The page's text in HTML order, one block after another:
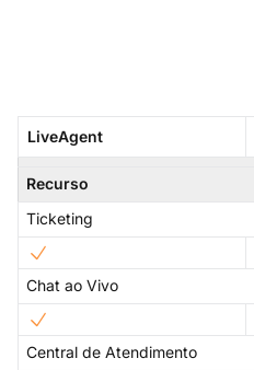
LiveAgent
Recurso
Ticketing
Chat ao Vivo
Central de Atendimento